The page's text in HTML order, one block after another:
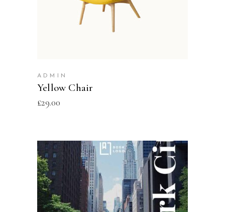
ADMIN
Yellow Chair
£29.00